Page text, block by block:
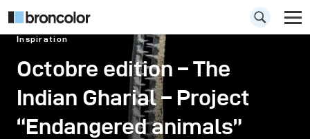
Inspiration
Octobre edition – The
Indian Gharial – Project
“Endangered animals”